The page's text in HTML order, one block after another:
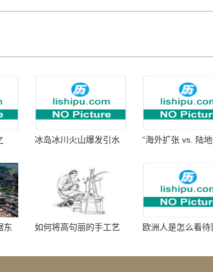
冰岛冰川火山爆发引水
“海外扩张 vs. 陆
东
如何将高句丽的手工艺
欧洲人是怎么看待